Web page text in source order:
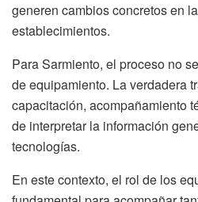
generen cambios concretos en
establecimientos.
Para Sarmiento, el proceso no
de equipamiento. La verdadera
capacitación, acompañamiento
de interpretar la información
tecnologías.
En este contexto, el rol de los